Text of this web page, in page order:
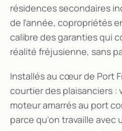
résidences secondaires
de l'année, copropriétés
calibre des garanties qui
réalité fréjusienne, sans
Installés au cœur de Port
courtier des plaisanciers :
moteur amarrés au port
parce qu'on travaille avec